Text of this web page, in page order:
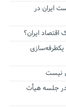
اقیانوسی/ ۵ درخواست ایران در
ایران؟
یکطرفه‌سازی
نیست
در جلسه هیأت